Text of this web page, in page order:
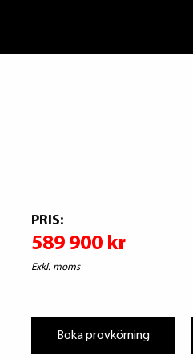
PRIS:
589 900 kr
Exkl. moms
Boka provkörning